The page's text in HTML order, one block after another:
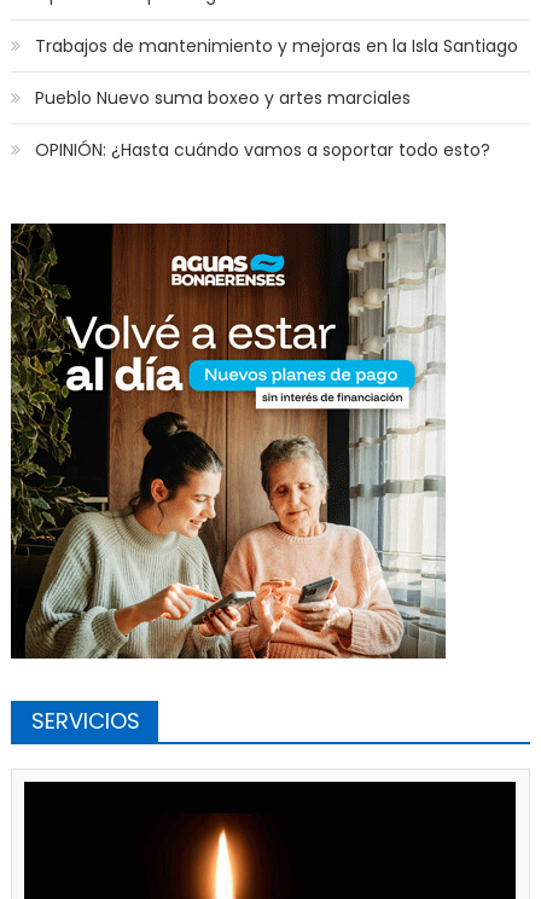
Trabajos de mantenimiento y mejoras en la Isla Santiago
Pueblo Nuevo suma boxeo y artes marciales
OPINIÓN: ¿Hasta cuándo vamos a soportar todo esto?
SERVICIOS